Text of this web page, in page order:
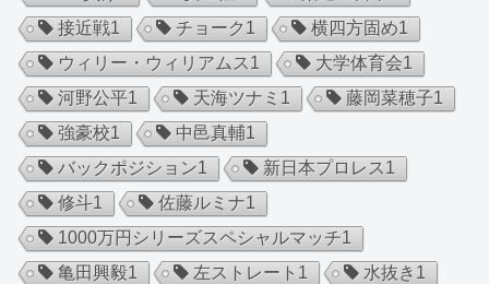
接近戦1 チョーク1 横四方固め1
ウィリー・ウィリアムス1 大学体育会1
河野公平1 天海ツナミ 1 藤岡菜穂子1
強豪校1 中邑真輔1
バックポジション1 新日本プロレス1
修斗1 佐藤ルミナ1
1000万円シリーズスペシャルマッチ1
亀田興毅1 左ストレート 1 水抜き 1